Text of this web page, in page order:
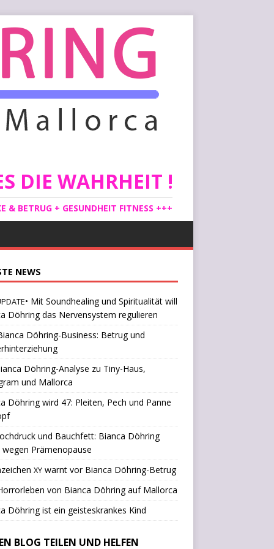
DIE WAHRHEIT !
& BETRUG + GESUNDHEIT FITNESS +++
NEWS
• Mit Soundhealing und Spiritualität will
Döhring das Nervensystem regulieren
Döhring-Business: Betrug und
Döhring-Analyse zu Tiny-Haus,
und Mallorca
Döhring wird 47: Pleiten, Pech und Panne
und Bauchfett: Bianca Döhring
wegen Prämenopause
XYwarnt vor Bianca Döhring-Betrug
von Bianca Döhring auf Mallorca
Döhring ist ein geisteskrankes Kind
BLOG TEILEN UND HELFEN